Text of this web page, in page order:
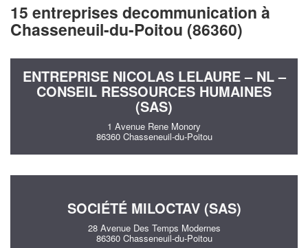
15 entreprises decommunication à
Chasseneuil-du-Poitou (86360)
ENTREPRISE NICOLAS LELAURE – NL –
CONSEIL RESSOURCES HUMAINES
(SAS)
1 Avenue Rene Monory
86360 Chasseneuil-du-Poitou
SOCIÉTÉ MILOCTAV (SAS)
28 Avenue Des Temps Modernes
86360 Chasseneuil-du-Poitou